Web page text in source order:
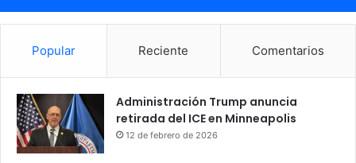
Popular Reciente Comentarios
Administración Trump anuncia
retirada del ICE en Minneapolis
12 de febrero de 2026